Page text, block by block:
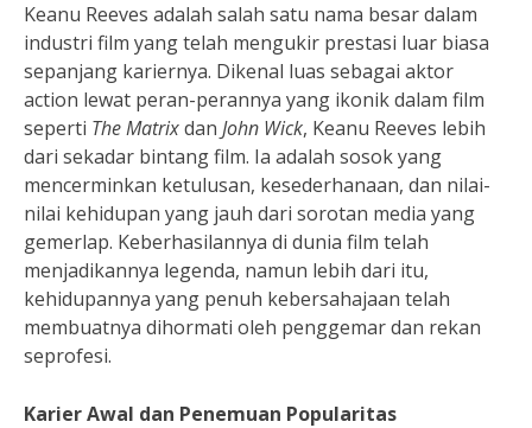
Keanu Reeves adalah salah satu nama besar dalam
industri film yang telah mengukir prestasi luar biasa
sepanjang kariernya. Dikenal luas sebagai aktor
action lewat peran-perannya yang ikonik dalam film
seperti The Matrixdan John Wick, Keanu Reeves lebih
dari sekadar bintang film. Ia adalah sosok yang
mencerminkan ketulusan, kesederhanaan, dan nilai-
nilai kehidupan yang jauh dari sorotan media yang
gemerlap. Keberhasilannya di dunia film telah
menjadikannya legenda, namun lebih dari itu,
kehidupannya yang penuh kebersahajaan telah
membuatnya dihormati oleh penggemar dan rekan
seprofesi.
Karier Awal dan Penemuan Popularitas